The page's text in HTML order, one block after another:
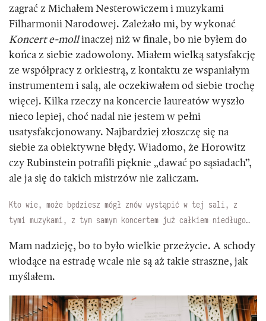
zagrać z Michałem Nesterowiczem i muzykami
Filharmonii Narodowej. Zależało mi, by wykonać
Koncert e-mollinaczej niż w finale, bo nie byłem do
końca z siebie zadowolony. Miałem wielką satysfakcję
ze współpracy z orkiestrą, z kontaktu ze wspaniałym
instrumentem i salą, ale oczekiwałem od siebie trochę
więcej. Kilka rzeczy na koncercie laureatów wyszło
nieco lepiej, choć nadal nie jestem w pełni
usatysfakcjonowany. Najbardziej złoszczę się na
siebie za obiektywne błędy. Wiadomo, że Horowitz
czy Rubinstein potrafili pięknie „dawać po sąsiadach”,
ale ja się do takich mistrzów nie zaliczam.
Kto wie, może będziesz mógł znów wystąpić w tej sali, z
tymi muzykami, z tym samym koncertem już całkiem niedługo…
Mam nadzieję, bo to było wielkie przeżycie. A schody
wiodące na estradę wcale nie są aż takie straszne, jak
myślałem.